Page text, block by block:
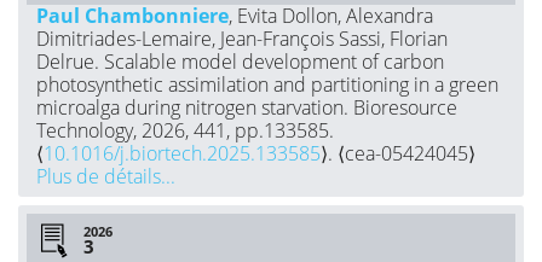
Paul Chambonniere, Evita Dollon, Alexandra
Dimitriades-Lemaire, Jean-François Sassi, Florian
Delrue. Scalable model development of carbon
photosynthetic assimilation and partitioning in a green
microalga during nitrogen starvation. Bioresource
Technology, 2026, 441, pp.133585.
⟨10.1016/j.biortech.2025.133585⟩. ⟨cea-05424045⟩
Plus de détails...
2026